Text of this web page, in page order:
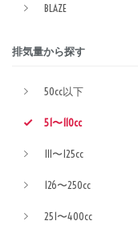
BLAZE
排気量から探す
50cc以下
51〜110cc
111〜125cc
126〜250cc
251〜400cc